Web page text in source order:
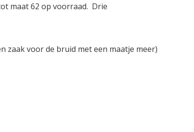
maat 62 op voorraad. Drie
zaak voor de bruid met een maatje meer)